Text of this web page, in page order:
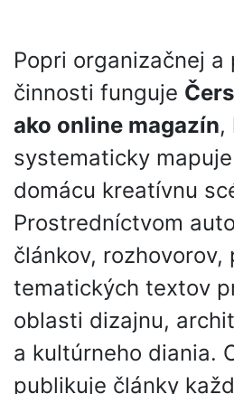
Popri organizačnej a
činnosti funguje
ako online magazín,
systematicky
domácu kreatívnu
Prostredníctvom
článkov, rozhovorov,
tematických textov
oblasti dizajnu,
a kultúrneho diania.
publikuje články